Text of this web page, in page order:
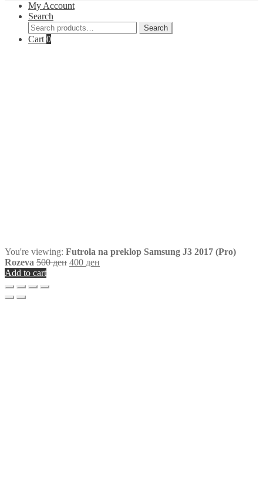
My Account
Search
Search
for:
Search
Cart 0
You're viewing: Futrola na preklop Samsung J3 2017 (Pro)
Rozeva 500ден 400 ден
Add to cart